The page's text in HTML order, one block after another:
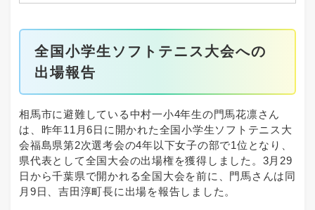
全国小学生ソフトテニス大会への
出場報告
相馬市に避難している中村一小4年生の門馬花凛さん
は、昨年11月6日に開かれた全国小学生ソフトテニス大
会福島県第2次選考会の4年以下女子の部で1位となり、
県代表として全国大会の出場権を獲得しました。3月29
日から千葉県で開かれる全国大会を前に、門馬さんは同
月9日、吉田淳町長に出場を報告しました。